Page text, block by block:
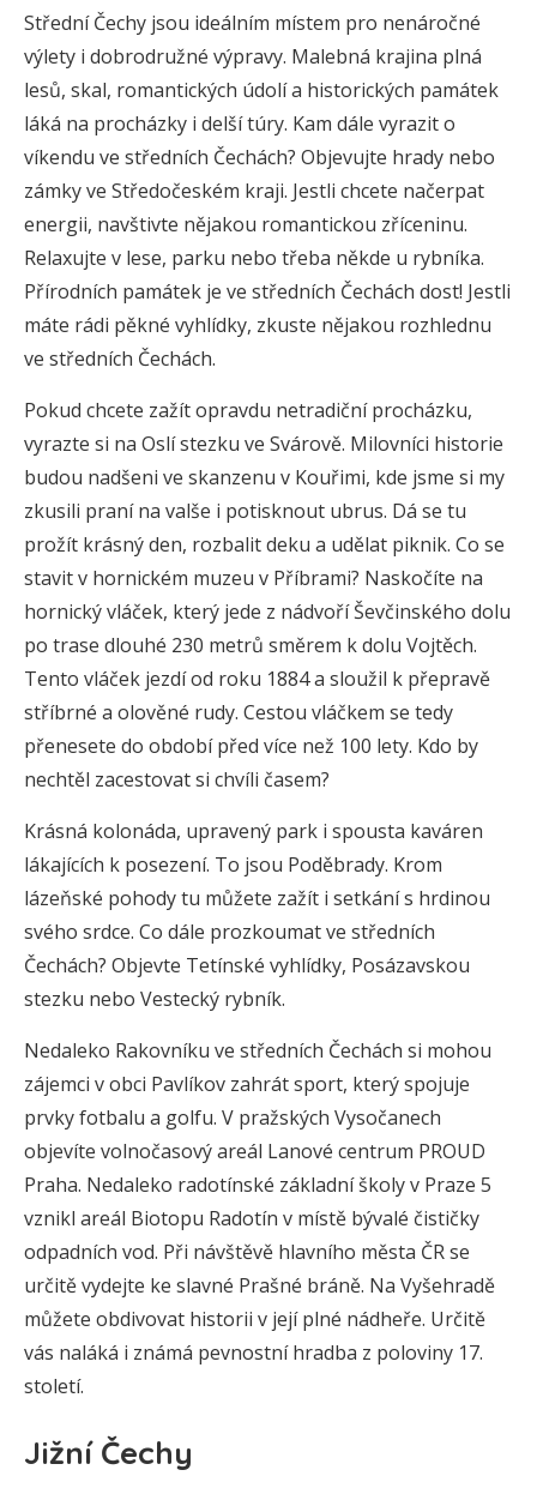
Střední Čechy jsou ideálním místem pro nenáročné
výlety i dobrodružné výpravy. Malebná krajina plná
lesů, skal, romantických údolí a historických památek
láká na procházky i delší túry. Kam dále vyrazit o
víkendu ve středních Čechách? Objevujte hrady nebo
zámky ve Středočeském kraji. Jestli chcete načerpat
energii, navštivte nějakou romantickou zříceninu.
Relaxujte v lese, parku nebo třeba někde u rybníka.
Přírodních památek je ve středních Čechách dost! Jestli
máte rádi pěkné vyhlídky, zkuste nějakou rozhlednu
ve středních Čechách.
Pokud chcete zažít opravdu netradiční procházku,
vyrazte si na Oslí stezku ve Svárově. Milovníci historie
budou nadšeni ve skanzenu v Kouřimi, kde jsme si my
zkusili praní na valše i potisknout ubrus. Dá se tu
prožít krásný den, rozbalit deku a udělat piknik. Co se
stavit v hornickém muzeu v Příbrami? Naskočíte na
hornický vláček, který jede z nádvoří Ševčinského dolu
po trase dlouhé 230 metrů směrem k dolu Vojtěch.
Tento vláček jezdí od roku 1884 a sloužil k přepravě
stříbrné a olověné rudy. Cestou vláčkem se tedy
přenesete do období před více než 100 lety. Kdo by
nechtěl zacestovat si chvíli časem?
Krásná kolonáda, upravený park i spousta kaváren
lákajících k posezení. To jsou Poděbrady. Krom
lázeňské pohody tu můžete zažít i setkání s hrdinou
svého srdce. Co dále prozkoumat ve středních
Čechách? Objevte Tetínské vyhlídky, Posázavskou
stezku nebo Vestecký rybník.
Nedaleko Rakovníku ve středních Čechách si mohou
zájemci v obci Pavlíkov zahrát sport, který spojuje
prvky fotbalu a golfu. V pražských Vysočanech
objevíte volnočasový areál Lanové centrum PROUD
Praha. Nedaleko radotínské základní školy v Praze 5
vznikl areál Biotopu Radotín v místě bývalé čističky
odpadních vod. Při návštěvě hlavního města ČR se
určitě vydejte ke slavné Prašné bráně. Na Vyšehradě
můžete obdivovat historii v její plné nádheře. Určitě
vás naláká i známá pevnostní hradba z poloviny 17.
století.
Jižní Čechy